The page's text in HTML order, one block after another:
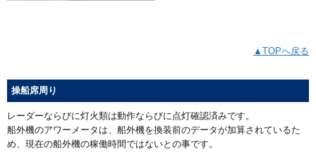
▲TOPへ戻る
操船席周り
レーダーならびに灯火類は動作ならびに点灯確認済みです。
船外機のアワーメータは、船外機を換装前のデータが加算されているた
め、現在の船外機の稼働時間ではないとの事です。